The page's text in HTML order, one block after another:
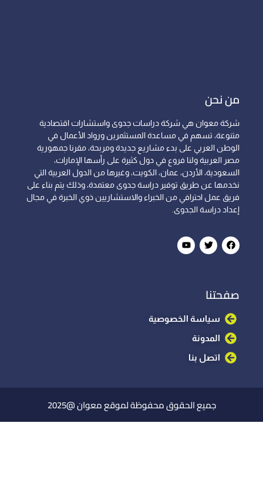
من نحن
شركة معوان هي شركة دراسات جدوى واستشارات اقتصادية
متنوعة، تسهم في مساعدة المستثمرين ورواد الأعمال في
الوطن العربي على بدء مشاريع جديدة ومربحة، مقرنا جمهورية
مصر العربية ولنا فروع في دول كثيرة على رأسها الإمارات،
السعودية، الأردن، عمان، الكويت، وغيرها من الدول العربية التي
نخدمها عن طريق توفير دراسة جدوى معتمدة، وذلك يتم بناء على
فريق عمل احترافي من الخبراء والاستشاريين ذوي الخبرة في مجال
إعداد دراسة الجدوى.
صفحتنا
سياسة الخصوصية
المدونة
اتصل بنا
جميع الحقوق محفوظة لموقع معوان @2025